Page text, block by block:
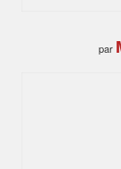
par